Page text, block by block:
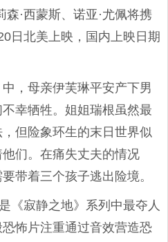
森·西蒙斯、诺亚·尤佩将携
日北美上映，国内上映日期
，母亲伊芙琳平安产下男
幸牺牲。姐姐瑞根虽然最
但险象环生的末日世界似
们。在痛失丈夫的情况
带着三个孩子逃出险境。
《寂静之地》系列中最夺人
怖片注重通过音效营造恐